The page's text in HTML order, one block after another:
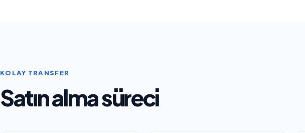
KOLAY TRANSFER
Satın alma süreci